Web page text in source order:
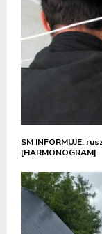
SM INFORMUJE:
[HARMONOGRAM]